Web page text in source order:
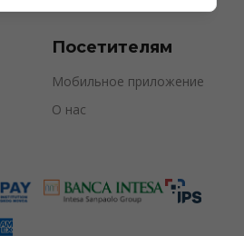
Посетителям
Мобильное приложение
О нас